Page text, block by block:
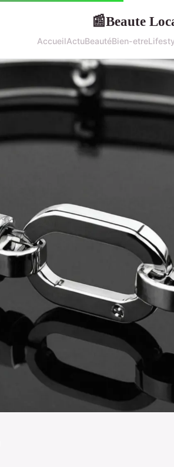
📰Beaute
AccueilActuBeautéBien-etre